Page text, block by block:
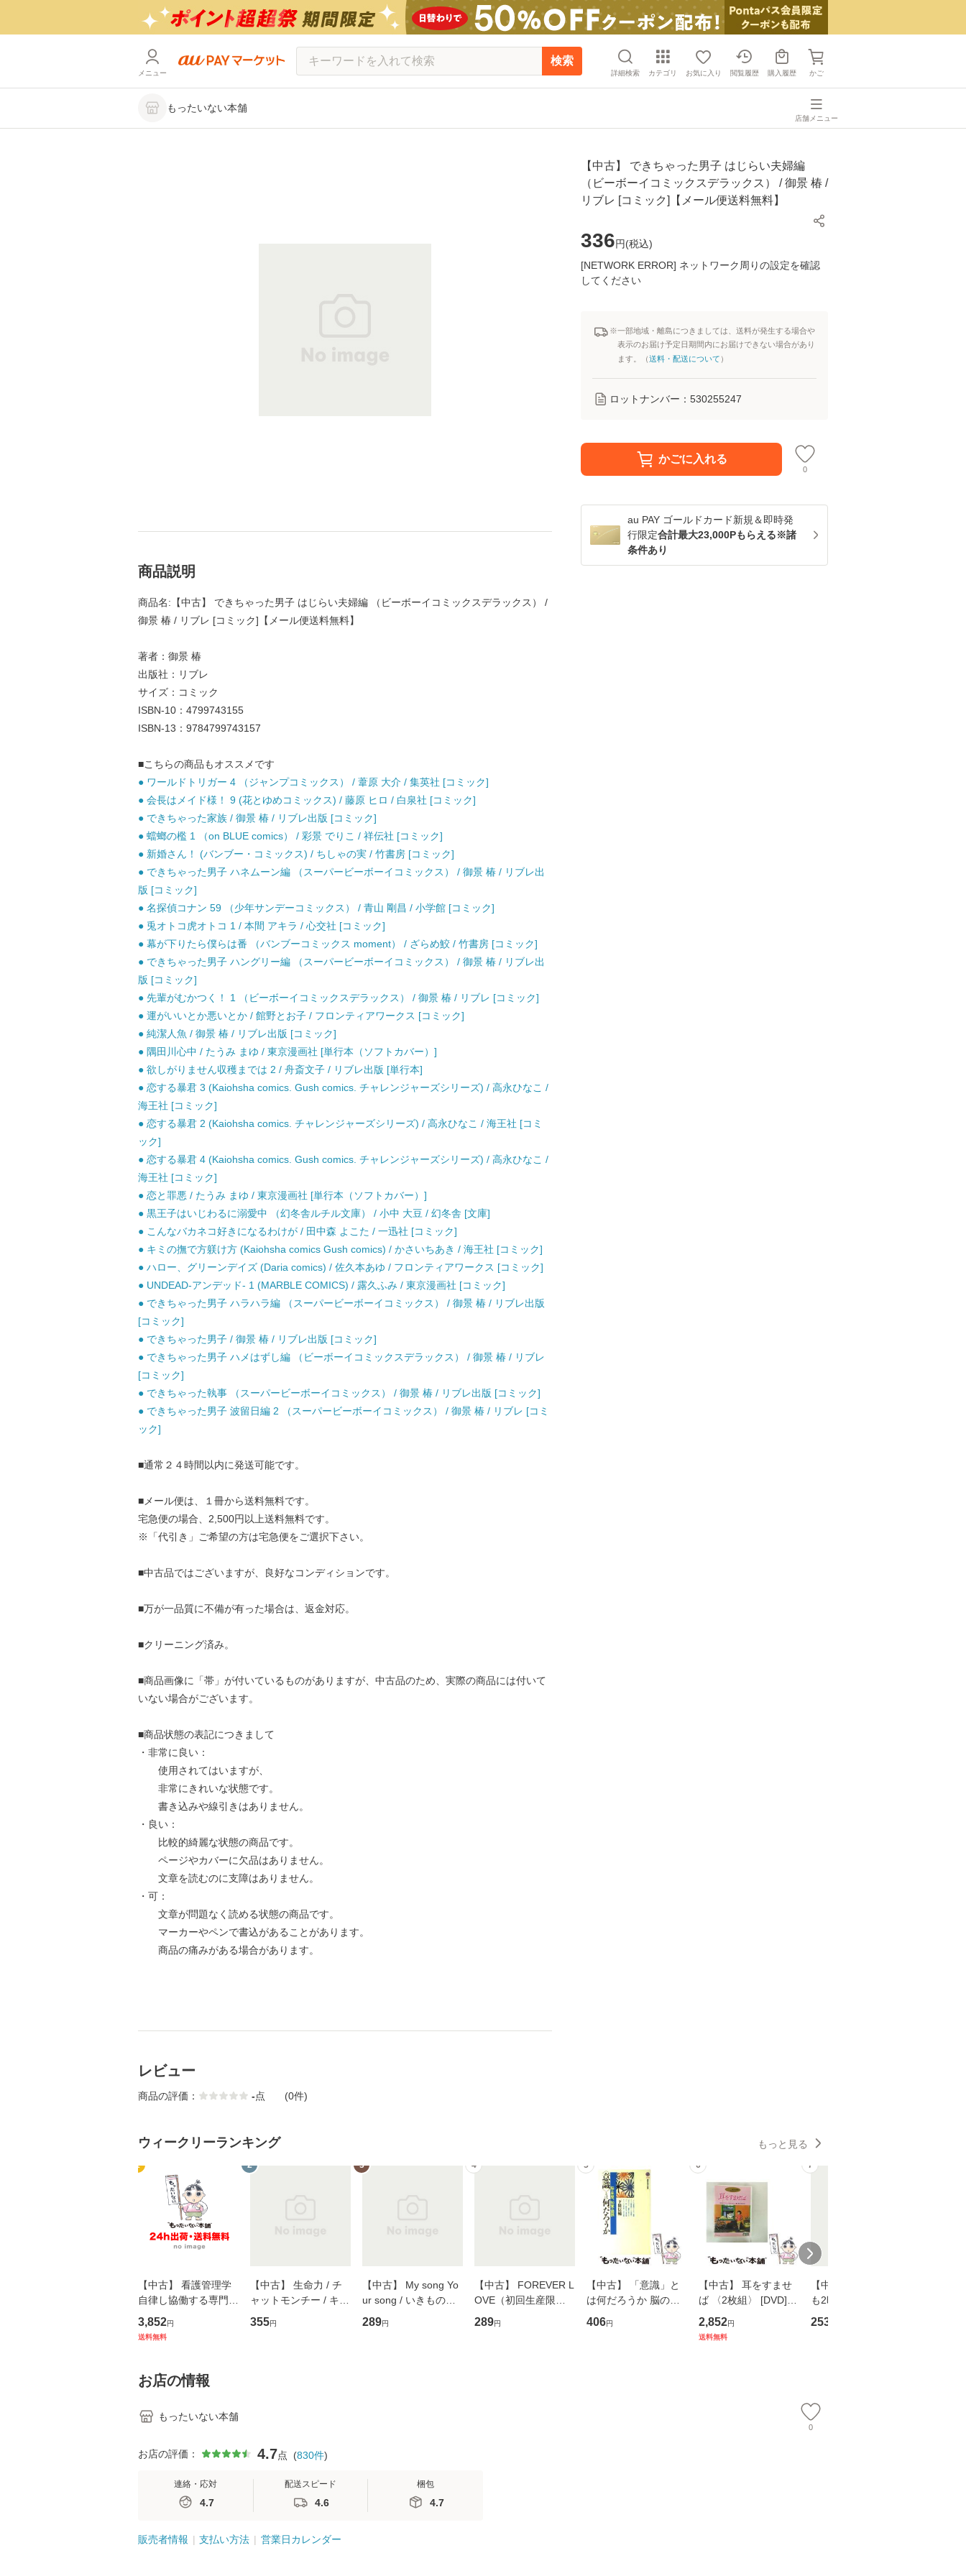
メニュー
検索
詳細検索 カテゴリ お気に入り 閲覧履歴 購入履歴 かご
もったいない本舗
店舗メニュー
【中古】 できちゃった男子 はじらい夫婦編
（ビーボーイコミックスデラックス） / 御景 椿 /
リブレ [コミック]【メール便送料無料】
336円(税込)
[NETWORK ERROR] ネットワーク周りの設定を確認
してください
※一部地域・離島につきましては、送料が発生する場合や
表示のお届け予定日期間内にお届けできない場合があり
ます。（送料・配送について ）
ロットナンバー： 530255247
かごに入れる
0
au PAY ゴールドカード新規＆即時発
行限定合計最大23,000Pもらえる※諸
条件あり
商品説明
商品名:【中古】 できちゃった男子 はじらい夫婦編 （ビーボーイコミックスデラックス） /
御景 椿 / リブレ [コミック]【メール便送料無料】
著者：御景 椿
出版社：リブレ
サイズ：コミック
ISBN-10：4799743155
ISBN-13：9784799743157
■こちらの商品もオススメです
● ワールドトリガー 4 （ジャンプコミックス） / 葦原 大介 / 集英社 [コミック]
● 会長はメイド様！ 9 (花とゆめコミックス) / 藤原 ヒロ / 白泉社 [コミック]
● できちゃった家族 / 御景 椿 / リブレ出版 [コミック]
● 蟷螂の檻 1 （on BLUE comics） / 彩景 でりこ / 祥伝社 [コミック]
● 新婚さん！ (バンブー・コミックス) / ちしゃの実 / 竹書房 [コミック]
● できちゃった男子 ハネムーン編 （スーパービーボーイコミックス） / 御景 椿 / リブレ出
版 [コミック]
● 名探偵コナン 59 （少年サンデーコミックス） / 青山 剛昌 / 小学館 [コミック]
● 兎オトコ虎オトコ 1 / 本間 アキラ / 心交社 [コミック]
● 幕が下りたら僕らは番 （バンブーコミックス moment） / ざらめ鮫 / 竹書房 [コミック]
● できちゃった男子 ハングリー編 （スーパービーボーイコミックス） / 御景 椿 / リブレ出
版 [コミック]
● 先輩がむかつく！ 1 （ビーボーイコミックスデラックス） / 御景 椿 / リブレ [コミック]
● 運がいいとか悪いとか / 館野とお子 / フロンティアワークス [コミック]
● 純潔人魚 / 御景 椿 / リブレ出版 [コミック]
● 隅田川心中 / たうみ まゆ / 東京漫画社 [単行本（ソフトカバー）]
● 欲しがりません収穫までは 2 / 舟斎文子 / リブレ出版 [単行本]
● 恋する暴君 3 (Kaiohsha comics. Gush comics. チャレンジャーズシリーズ) / 高永ひなこ /
海王社 [コミック]
● 恋する暴君 2 (Kaiohsha comics. チャレンジャーズシリーズ) / 高永ひなこ / 海王社 [コミ
ック]
● 恋する暴君 4 (Kaiohsha comics. Gush comics. チャレンジャーズシリーズ) / 高永ひなこ /
海王社 [コミック]
● 恋と罪悪 / たうみ まゆ / 東京漫画社 [単行本（ソフトカバー）]
● 黒王子はいじわるに溺愛中 （幻冬舎ルチル文庫） / 小中 大豆 / 幻冬舎 [文庫]
● こんなバカネコ好きになるわけが / 田中森 よこた / 一迅社 [コミック]
● キミの撫で方躾け方 (Kaiohsha comics Gush comics) / かさいちあき / 海王社 [コミック]
● ハロー、グリーンデイズ (Daria comics) / 佐久本あゆ / フロンティアワークス [コミック]
● UNDEAD-アンデッド- 1 (MARBLE COMICS) / 露久ふみ / 東京漫画社 [コミック]
● できちゃった男子 ハラハラ編 （スーパービーボーイコミックス） / 御景 椿 / リブレ出版
[コミック]
● できちゃった男子 / 御景 椿 / リブレ出版 [コミック]
● できちゃった男子 ハメはずし編 （ビーボーイコミックスデラックス） / 御景 椿 / リブレ
[コミック]
● できちゃった執事 （スーパービーボーイコミックス） / 御景 椿 / リブレ出版 [コミック]
● できちゃった男子 波留日編 2 （スーパービーボーイコミックス） / 御景 椿 / リブレ [コミ
ック]
■通常２４時間以内に発送可能です。
■メール便は、１冊から送料無料です。
宅急便の場合、2,500円以上送料無料です。
※「代引き」ご希望の方は宅急便をご選択下さい。
■中古品ではございますが、良好なコンディションです。
■万が一品質に不備が有った場合は、返金対応。
■クリーニング済み。
■商品画像に「帯」が付いているものがありますが、中古品のため、実際の商品には付いて
いない場合がございます。
■商品状態の表記につきまして
・非常に良い：
使用されてはいますが、
非常にきれいな状態です。
書き込みや線引きはありません。
・良い：
比較的綺麗な状態の商品です。
ページやカバーに欠品はありません。
文章を読むのに支障はありません。
・可：
文章が問題なく読める状態の商品です。
マーカーやペンで書込があることがあります。
商品の痛みがある場合があります。
レビュー
商品の評価： -点 (0件)
ウィークリーランキング もっと見る
1
【中古】 看護管理学
自律し協働する専門職
の看護マネジメントス
キル 改訂第3版 (看護
堂 [単行
3,852円
送料無料
2
【中古】 生命力 / チ
ャットモンチー / キュ
ーンレコード [CD]
【メール便送料無料】
355円
3
【中古】 My song Yo
ur song / いきものが
かり / [CD]【メール便
送料無料】
289円
4
【中古】 FOREVER L
OVE（初回生産限定
盤） / 清水翔太×加藤
ミリヤ / [CD]【メール
289円
5
【中古】 「意識」と
は何だろうか 脳の来
歴、知覚の錯誤 （講
談社現代新書） / 下条
406円
6
【中古】 耳をすませ
ば 〈2枚組〉 [DVD] /
ブエナ・ビスタ・ホー
ム・エンターテイメン
2,852円
送料無料
7
【中古】 知識ゼロで
も2時間で決算書が読
めるようになる！ 会
253
お店の情報
もったいない本舗
0
お店の評価： 4.7点 (830件)
連絡・応対
4.7
配送スピード
4.6
梱包
4.7
販売者情報 支払い方法 営業日カレンダー